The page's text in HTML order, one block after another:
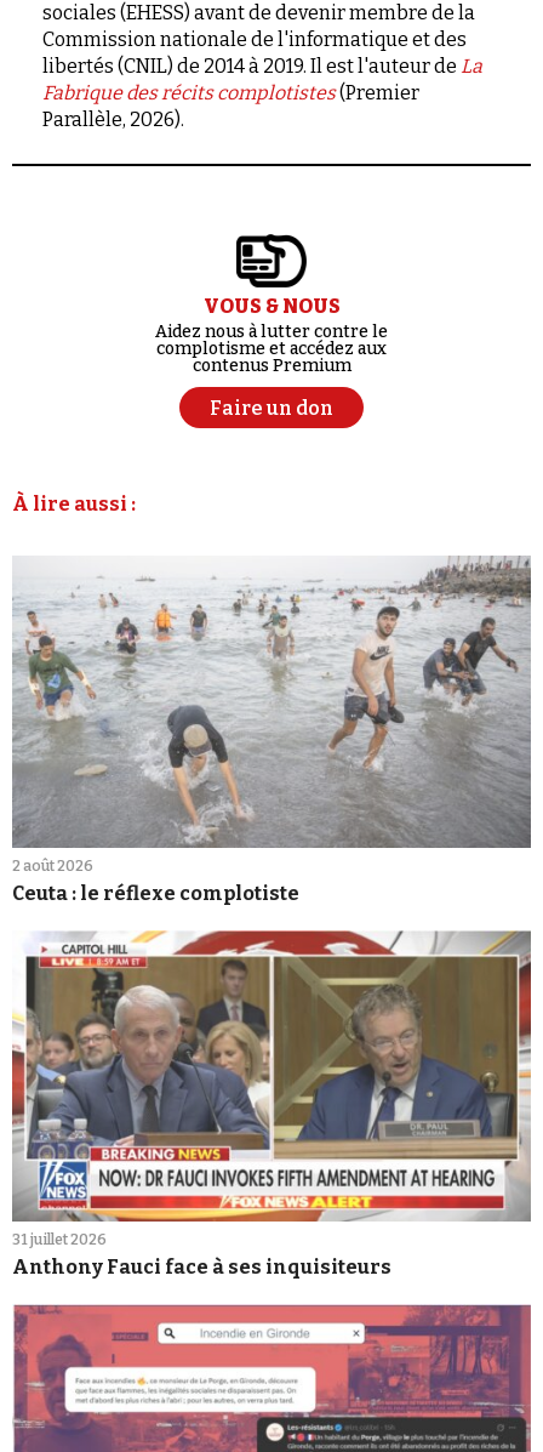
sociales (EHESS) avant de devenir membre de la
Commission nationale de l'informatique et des
libertés (CNIL) de 2014 à 2019. Il est l'auteur de La
Fabrique des récits complotistes(Premier
Parallèle, 2026).
VOUS & NOUS
Aidez nous à lutter contre le
complotisme et accédez aux
contenus Premium
Faire un don
À lire aussi :
2 août 2026
Ceuta : le réflexe complotiste
31 juillet 2026
Anthony Fauci face à ses inquisiteurs